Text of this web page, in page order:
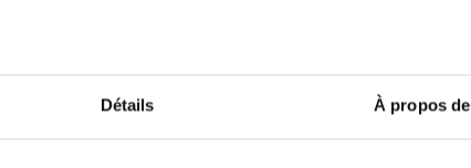
Détails À propos